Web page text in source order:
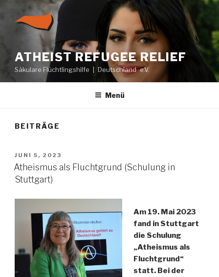
ATHEIST REFUGEE RELIEF
Säkulare Flüchtlingshilfe | Deutschland e.V.
Menü
BEITRÄGE
VERÖFFENTLICHT
AM
JUNI 5, 2023
Atheismus als Fluchtgrund (Schulung in
Stuttgart)
Am 19. Mai 2023
fand in Stuttgart
die Schulung
„Atheismus als
Fluchtgrund“
statt. Bei der